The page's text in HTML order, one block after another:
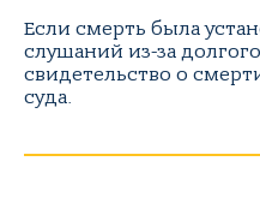
Если смерть была
слушаний из-за
свидетельство о
суда.